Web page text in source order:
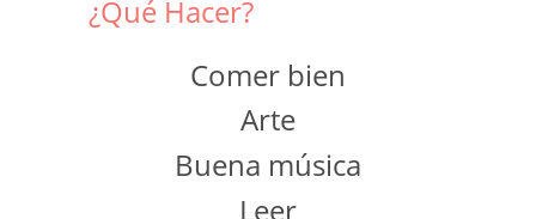
¿Qué Hacer?
Comer bien
Arte
Buena música
Leer